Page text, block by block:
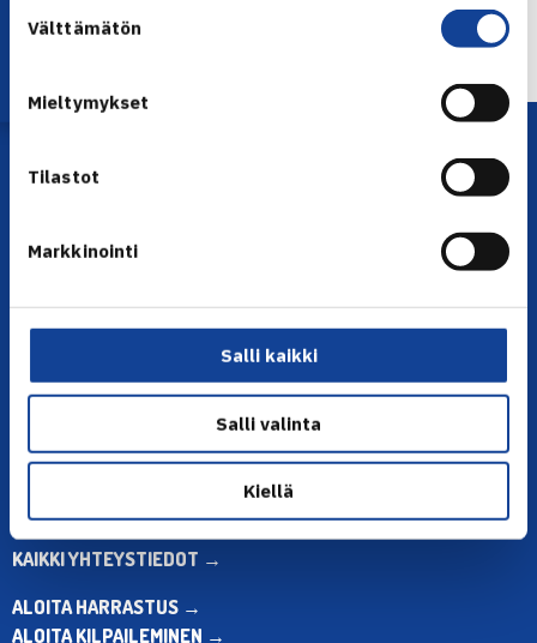
valinta
Välttämätön
Mieltymykset
Tilastot
Markkinointi
Salli kaikki
Salli valinta
Kiellä
Seuraava uutinen: Ulkopelikauden 2013
Olympiastadion, Paavo Nurmen tie 1, 00250 Helsinki
Puh. 010 574 3959
ma-pe klo 10.00-12.00
Muina aikoina olkaa yhteydessä
sähköpostitse: toimisto@tennis.fi
KAIKKI YHTEYSTIEDOT →
ALOITA HARRASTUS →
ALOITA KILPAILEMINEN →